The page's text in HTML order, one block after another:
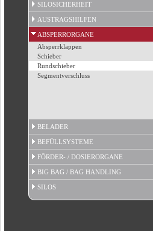
SILOSICHERHEIT
AUSTRAGSHILFEN
ABSPERRORGANE
Absperrklappen
Schieber
Rundschieber
Segmentverschluss
BELADER
BEFÜLLSYSTEME
FÖRDER- / DOSIERORGANE
BIG BAG / BAG HANDLING
SILOS